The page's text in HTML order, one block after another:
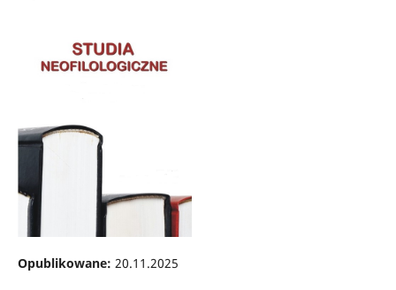
Opublikowane: 20.11.2025